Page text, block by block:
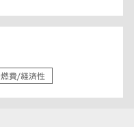
燃費/経済性